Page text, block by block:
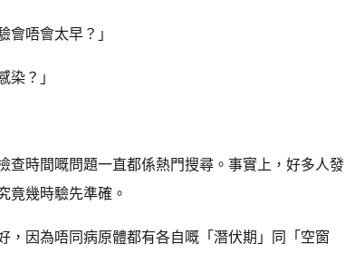
唔會太早？」
？」
時間嘅問題一直都係熱門搜尋。事實上，好多人發
竟幾時驗先準確。
因為唔同病原體都有各自嘅「潛伏期」同「空窗